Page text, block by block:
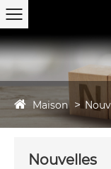
Maison
Nouvelles